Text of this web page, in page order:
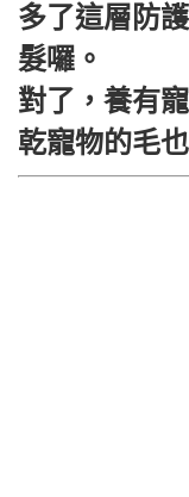
多了這層防
髮囉。
對了，養有
乾寵物的毛